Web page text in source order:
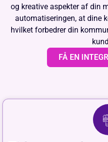
og kreative aspekter af din
automatiseringen, at dine
hvilket forbedrer din
FÅ EN